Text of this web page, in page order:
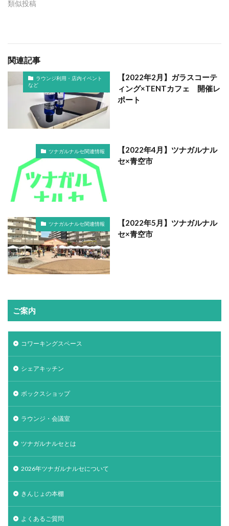
類似投稿
関連記事
ラウンジ利用・店内イベント
など
【2022年2月】ガラスコーテ
ィング×TENTカフェ 開催レ
ポート
ツナガルナルセ関連情報
【2022年4月】ツナガルナル
セ×青空市
ツナガルナルセ関連情報
【2022年5月】ツナガルナル
セ×青空市
ご案内
コワーキングスペース
シェアキッチン
ボックスショップ
ラウンジ・会議室
ツナガルナルセとは
2026年ツナガルナルセについて
きんじょの本棚
よくあるご質問